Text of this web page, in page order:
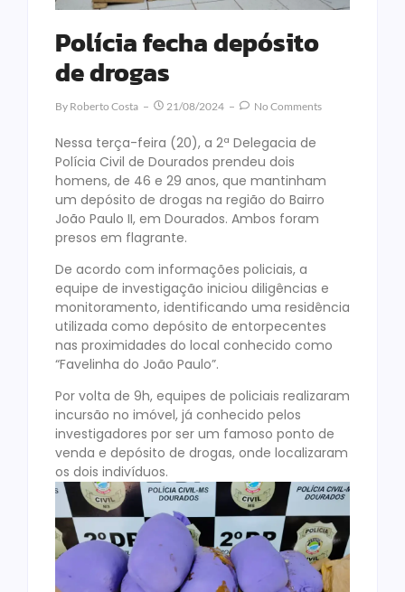
Polícia fecha depósito
de drogas
By Roberto Costa 21/08/2024 No Comments
Nessa terça-feira (20), a 2ª Delegacia de
Polícia Civil de Dourados prendeu dois
homens, de 46 e 29 anos, que mantinham
um depósito de drogas na região do Bairro
João Paulo II, em Dourados. Ambos foram
presos em flagrante.
De acordo com informações policiais, a
equipe de investigação iniciou diligências e
monitoramento, identificando uma residência
utilizada como depósito de entorpecentes
nas proximidades do local conhecido como
“Favelinha do João Paulo”.
Por volta de 9h, equipes de policiais realizaram
incursão no imóvel, já conhecido pelos
investigadores por ser um famoso ponto de
venda e depósito de drogas, onde localizaram
os dois indivíduos.